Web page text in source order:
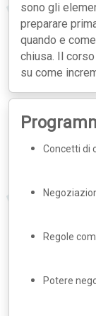
sono gli
preparare
quando e
chiusa. Il
su come
Concetti di
Regole
Potere